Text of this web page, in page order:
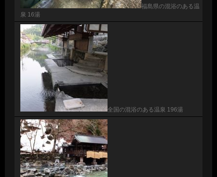
福島県の混浴のある温
泉 16湯
全国の混浴のある温泉 196湯